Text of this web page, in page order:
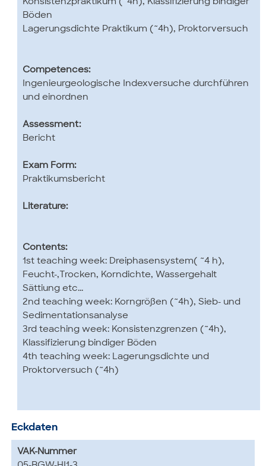
Konsistenzpraktikum (~4h), Klassifizierung bindiger
Böden
Lagerungsdichte Praktikum (~4h), Proktorversuch
Competences:
Ingenieurgeologische Indexversuche durchführen
und einordnen
Assessment:
Bericht
Exam Form:
Praktikumsbericht
Literature:
Contents:
1st teaching week: Dreiphasensystem( ~4 h),
Feucht-,Trocken, Korndichte, Wassergehalt
Sättiung etc...
2nd teaching week: Korngrößen (~4h), Sieb- und
Sedimentationsanalyse
3rd teaching week: Konsistenzgrenzen (~4h),
Klassifizierung bindiger Böden
4th teaching week: Lagerungsdichte und
Proktorversuch (~4h)
Eckdaten
VAK-Nummer